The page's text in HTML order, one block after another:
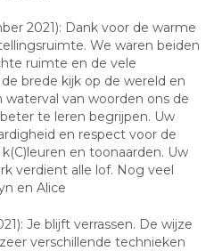
2021): Dank voor de warme
We waren beiden
ruimte en de vele
brede kijk op de wereld en
waterval van woorden ons de
te leren begrijpen. Uw
en respect voor de
en toonaarden. Uw
verdient alle lof. Nog veel
en Alice
Je blijft verrassen. De wijze
verschillende technieken